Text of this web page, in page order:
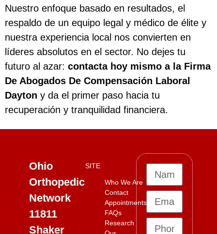
Nuestro enfoque basado en resultados, el
respaldo de un equipo legal y médico de élite y
nuestra experiencia local nos convierten en
líderes absolutos en el sector. No dejes tu
futuro al azar: contacta hoy mismo a la Firma
De Abogados De Compensación Laboral
Dayton y da el primer paso hacia tu
recuperación y tranquilidad financiera.
Ohio
Orthopedic
Network
11811
Shaker
SITE
Who We Are
Contact
Appointments
FAQs
Research